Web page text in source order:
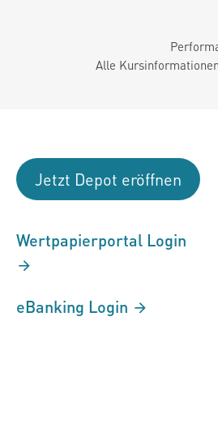
Alle
Jetzt Depot eröffnen
Wertpapierportal Login
eBanking Login